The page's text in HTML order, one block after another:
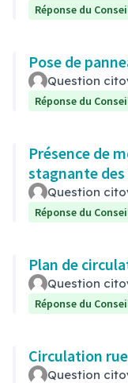
Réponse du
Pose de
Question
Réponse du
Présence de
stagnante
Question
Réponse du
Plan de
Question
Réponse du
Circulation
Question